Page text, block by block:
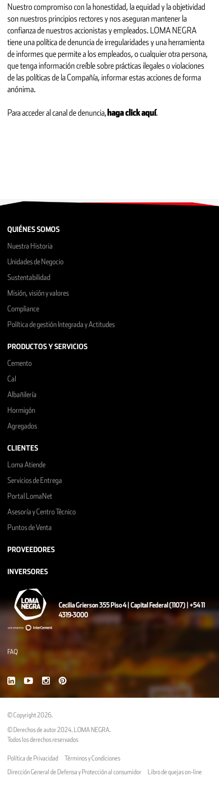
Nuestro compromiso con la honestidad, la equidad y la objetividad
son nuestros principios rectores y nos aseguran mantener la
confianza de nuestros accionistas y empleados. LOMA NEGRA
tiene una política de denuncia de irregularidades y una herramienta
de informes que permite a los empleados, o cualquier otra persona,
que tenga información creíble sobre prácticas ilegales o violaciones
de las políticas de la Compañía, informar estas acciones de forma
anónima.
Para acceder al canal de denuncia, haga click aquí.
QUIÉNES SOMOS
Nuestra Historia
Unidades de Negocio
Sustentabilidad
Misión, visión y valores
Compliance
Política de gestión Integrada y Actitudes
PRODUCTOS Y SERVICIOS
Cemento
Cal
Albañilería
Hormigón
Agregados
CLIENTES
Loma Atiende
Servicios de Entrega
Portal LomaNet
Asesoría y Centro Técnico
Puntos de Venta
PROVEEDORES
INVERSORES
Cecilia Grierson 355 Piso 4 | Capital Federal (1107) | +54 11
4319-3000
FAQ
© Copyright 2026.
© Derechos de autor 2024. LOMA NEGRA.
Todos los derechos reservados
Política de Privacidad
Términos y Condiciones
Dirección General de Defensa y Protección al consumidor
Libro de quejas on-line